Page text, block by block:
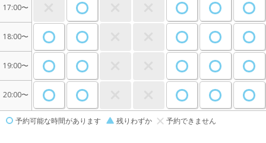
17:00〜
18:00〜
19:00〜
20:00〜
予約可能な時間があります 残りわずか 予約できません